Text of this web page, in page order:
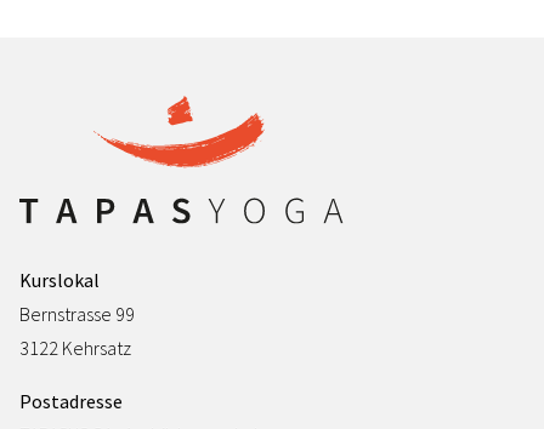
Kurslokal
Bernstrasse 99
3122 Kehrsatz
Postadresse